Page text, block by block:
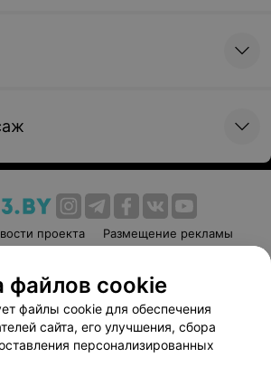
проекта
Размещение рекламы
соглашение
Способы оплаты
Вакансии
Партнеры
руководителю 103.by
файлов cookie
файлы cookie для обеспечения
сайта, его улучшения, сбора
персонализированных